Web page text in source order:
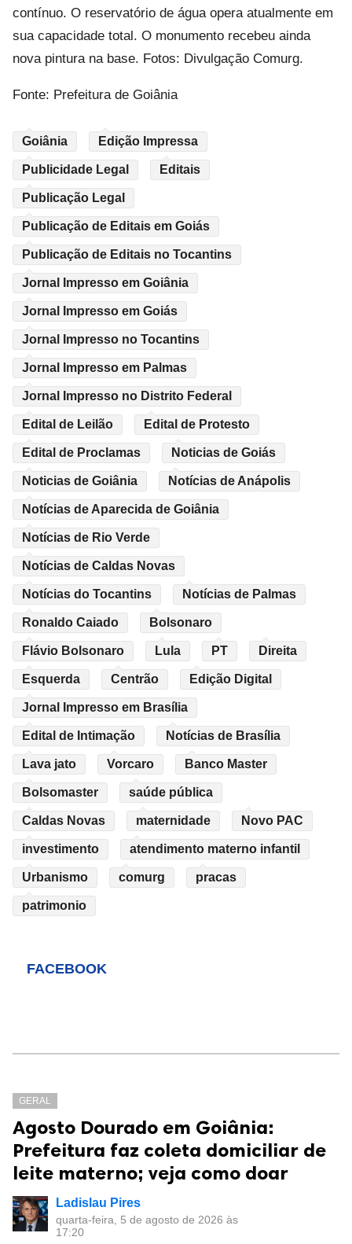
contínuo. O reservatório de água opera atualmente em
sua capacidade total. O monumento recebeu ainda
nova pintura na base. Fotos: Divulgação Comurg.
Fonte: Prefeitura de Goiânia
Goiânia Edição Impressa
Publicidade Legal Editais
Publicação Legal
Publicação de Editais em Goiás
Publicação de Editais no Tocantins
Jornal Impresso em Goiânia
Jornal Impresso em Goiás
Jornal Impresso no Tocantins
Jornal Impresso em Palmas
Jornal Impresso no Distrito Federal
Edital de Leilão Edital de Protesto
Edital de Proclamas Noticias de Goiás
Noticias de Goiânia Notícias de Anápolis
Notícias de Aparecida de Goiânia
Notícias de Rio Verde
Notícias de Caldas Novas
Notícias do Tocantins Notícias de Palmas
Ronaldo Caiado Bolsonaro
Flávio Bolsonaro Lula PT Direita
Esquerda Centrão Edição Digital
Jornal Impresso em Brasília
Edital de Intimação Notícias de Brasília
Lava jato Vorcaro Banco Master
Bolsomaster saúde pública
Caldas Novas maternidade Novo PAC
investimento atendimento materno infantil
Urbanismo comurg pracas
patrimonio
FACEBOOK
GERAL
Agosto Dourado em Goiânia:
Prefeitura faz coleta domiciliar de
leite materno; veja como doar
Ladislau Pires
quarta-feira, 5 de agosto de 2026 às
17:20